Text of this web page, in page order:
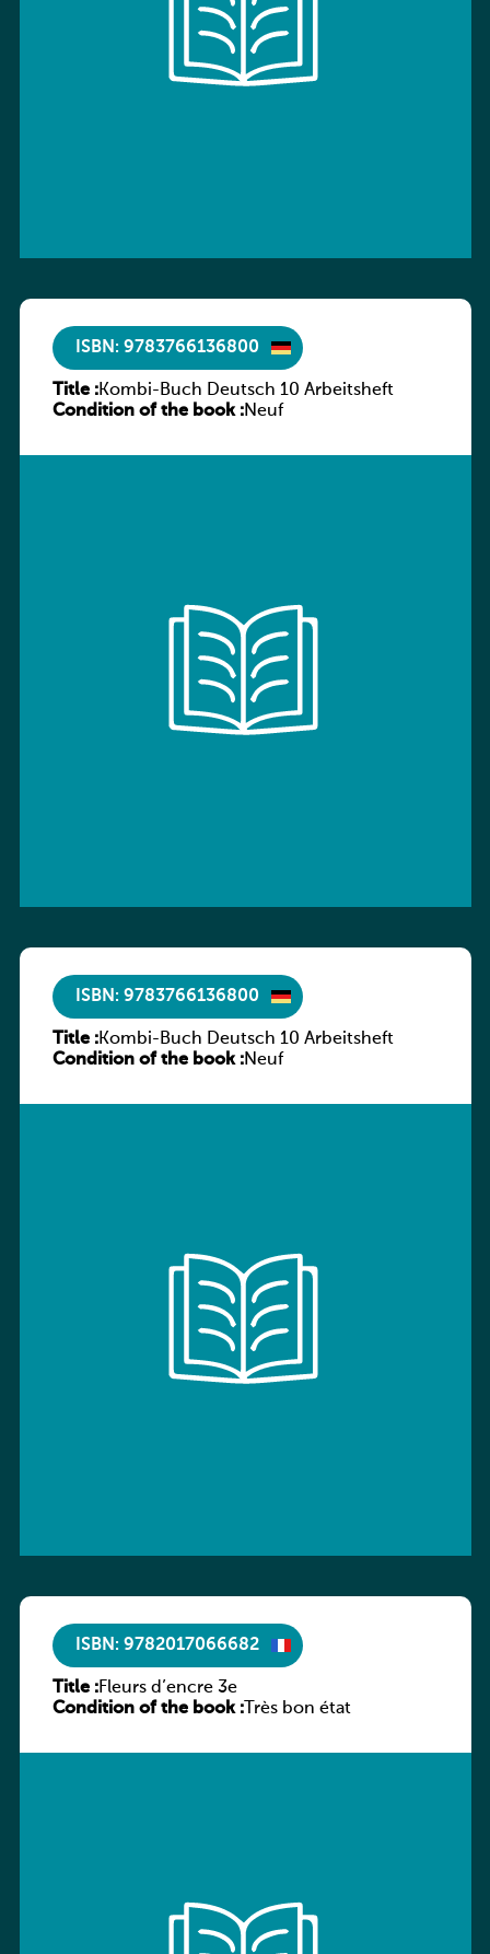
ISBN: 9783766136800
Title :Kombi-Buch Deutsch 10 Arbeitsheft
Condition of the book :Neuf
ISBN: 9783766136800
Title :Kombi-Buch Deutsch 10 Arbeitsheft
Condition of the book :Neuf
ISBN: 9782017066682
Title :Fleurs d’encre 3e
Condition of the book :Très bon état